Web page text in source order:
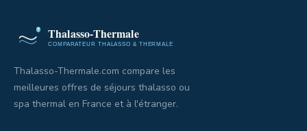
Thalasso-Thermale.com compare les
meilleures offres de séjours thalasso ou
spa thermal en France et à l'étranger.